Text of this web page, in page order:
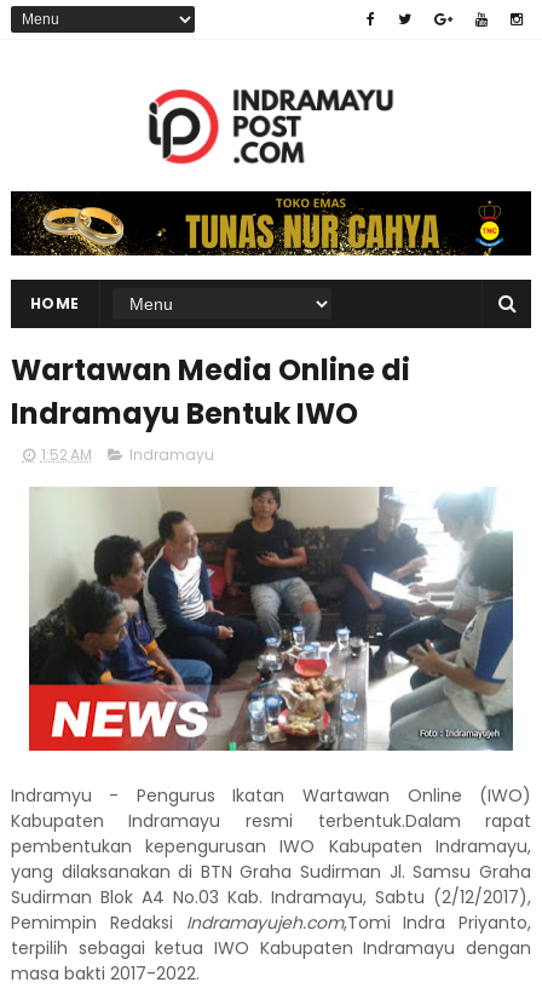
HOME
Wartawan Media Online di
Indramayu Bentuk IWO
1:52 AM Indramayu
Indramyu - Pengurus Ikatan Wartawan Online (IWO)
Kabupaten Indramayu resmi terbentuk.Dalam rapat
pembentukan kepengurusan IWO Kabupaten Indramayu,
yang dilaksanakan di BTN Graha Sudirman Jl. Samsu Graha
Sudirman Blok A4 No.03 Kab. Indramayu, Sabtu (2/12/2017),
Pemimpin Redaksi Indramayujeh.com,Tomi Indra Priyanto,
terpilih sebagai ketua IWO Kabupaten Indramayu dengan
masa bakti 2017-2022.